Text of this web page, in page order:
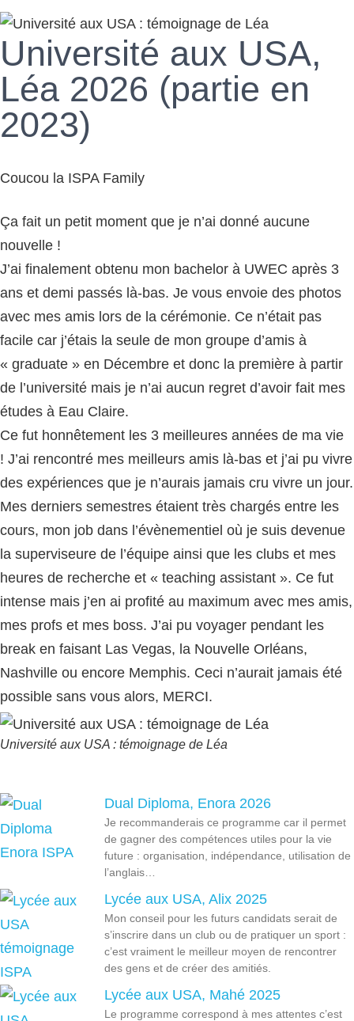
Université aux USA,
Léa 2026 (partie en
2023)
Coucou la ISPA Family
Ça fait un petit moment que je n’ai donné aucune
nouvelle !
J’ai finalement obtenu mon bachelor à UWEC après 3
ans et demi passés là-bas. Je vous envoie des photos
avec mes amis lors de la cérémonie. Ce n’était pas
facile car j’étais la seule de mon groupe d’amis à
« graduate » en Décembre et donc la première à partir
de l’université mais je n’ai aucun regret d’avoir fait mes
études à Eau Claire.
Ce fut honnêtement les 3 meilleures années de ma vie
! J’ai rencontré mes meilleurs amis là-bas et j’ai pu vivre
des expériences que je n’aurais jamais cru vivre un jour.
Mes derniers semestres étaient très chargés entre les
cours, mon job dans l’évènementiel où je suis devenue
la superviseure de l’équipe ainsi que les clubs et mes
heures de recherche et « teaching assistant ». Ce fut
intense mais j’en ai profité au maximum avec mes amis,
mes profs et mes boss. J’ai pu voyager pendant les
break en faisant Las Vegas, la Nouvelle Orléans,
Nashville ou encore Memphis. Ceci n’aurait jamais été
possible sans vous alors, MERCI.
Université aux USA : témoignage de Léa
Dual Diploma, Enora 2026
Je recommanderais ce programme car il permet
de gagner des compétences utiles pour la vie
future : organisation, indépendance, utilisation de
l’anglais…
Lycée aux USA, Alix 2025
Mon conseil pour les futurs candidats serait de
s’inscrire dans un club ou de pratiquer un sport :
c’est vraiment le meilleur moyen de rencontrer
des gens et de créer des amitiés.
Lycée aux USA, Mahé 2025
Le programme correspond à mes attentes c’est